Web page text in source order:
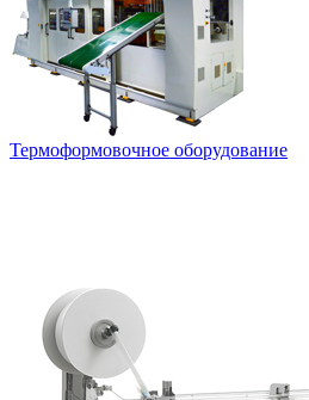
Термоформовочное оборудование